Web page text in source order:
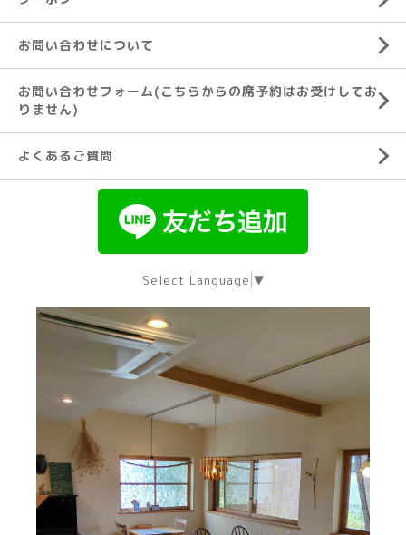
お問い合わせについて
お問い合わせフォーム(こちらからの席予約はお受けしてお
りません)
よくあるご質問
Select Language ▼